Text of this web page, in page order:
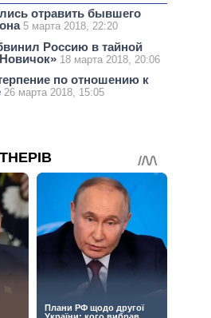
отравить бывшего
5 марта 2018, 22:20
Россию в тайной
18 марта 2018, 20:06
по отношению к
26 марта 2018, 15:05